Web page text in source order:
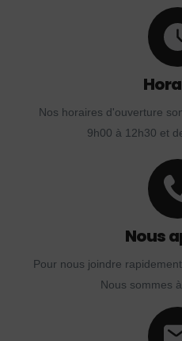
Nos horaires d'ouverture
9h00 à 12h30 et
Nous
Pour nous joindre
Nous sommes